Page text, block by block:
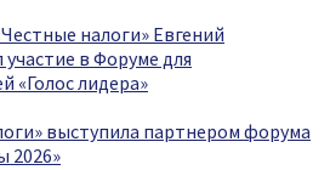
налоги» Евгений
в Форуме для
«Голос лидера»
выступила партнером форума
2026»